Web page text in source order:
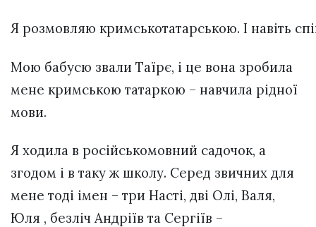
Я розмовляю кримськотатарською. І навіть
Мою бабусю звали Таїрє, і це вона зробила
мене кримською татаркою – навчила рідної
мови.
Я ходила в російськомовний садочок, а
згодом і в таку ж школу. Серед звичних для
мене тоді імен – три Насті, дві Олі, Валя,
Юля , безліч Андріїв та Сергіїв –